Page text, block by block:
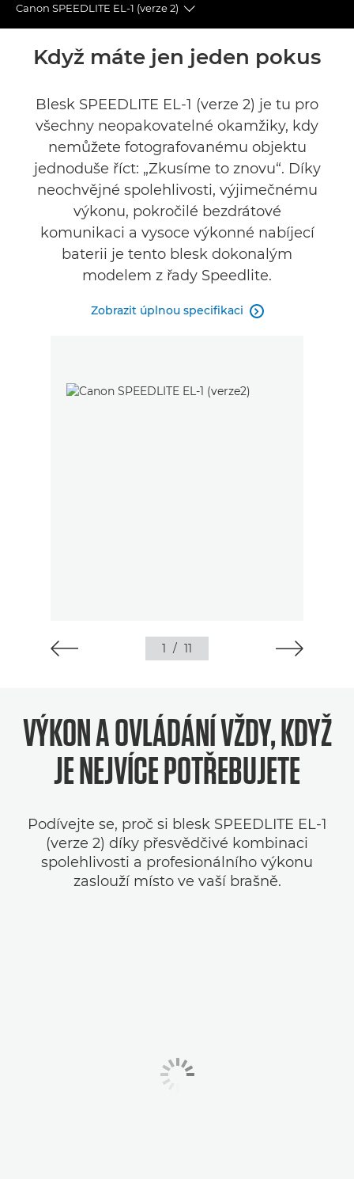
Canon SPEEDLITE EL-1 (verze 2)
Toggle breadcrumbs
Přehled
Galerie
Příslušenství
NAJÍT PRODEJCE
No Sellers Found
Když máte jen jeden pokus
Blesk SPEEDLITE EL-1 (verze 2) je tu pro
všechny neopakovatelné okamžiky, kdy
nemůžete fotografovanému objektu
jednoduše říct: „Zkusíme to znovu“. Díky
neochvějné spolehlivosti, výjimečnému
výkonu, pokročilé bezdrátové
komunikaci a vysoce výkonné nabíjecí
baterii je tento blesk dokonalým
modelem z řady Speedlite.
Zobrazit úplnou specifikaci 
1 / 11
VÝKON A OVLÁDÁNÍ VŽDY, KDYŽ
JE NEJVÍCE POTŘEBUJETE
Podívejte se, proč si blesk SPEEDLITE EL-1
(verze 2) díky přesvědčivé kombinaci
spolehlivosti a profesionálního výkonu
zaslouží místo ve vaší brašně.